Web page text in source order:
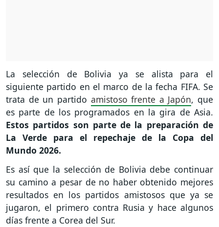
La selección de Bolivia ya se alista para el
siguiente partido en el marco de la fecha FIFA. Se
trata de un partido amistoso frente a Japón, que
es parte de los programados en la gira de Asia.
Estos partidos son parte de la preparación de
La Verde para el repechaje de la Copa del
Mundo 2026.
Es así que la selección de Bolivia debe continuar
su camino a pesar de no haber obtenido mejores
resultados en los partidos amistosos que ya se
jugaron, el primero contra Rusia y hace algunos
días frente a Corea del Sur.